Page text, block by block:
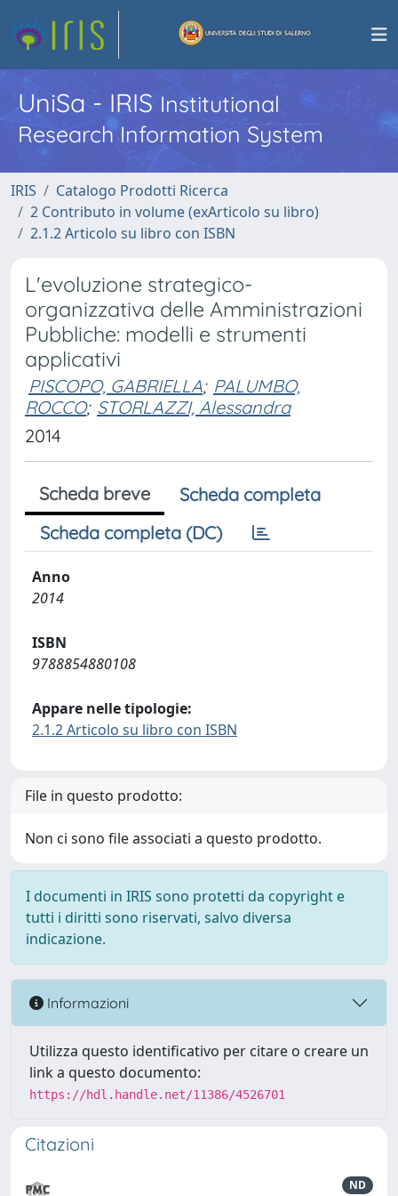
UniSa - IRISInstitutional
Research Information System
IRIS
Catalogo Prodotti Ricerca
2 Contributo in volume (exArticolo su libro)
2.1.2 Articolo su libro con ISBN
L'evoluzione strategico-
organizzativa delle Amministrazioni
Pubbliche: modelli e strumenti
applicativi
PISCOPO, GABRIELLA; PALUMBO,
ROCCO; STORLAZZI, Alessandra
2014
Scheda breve
Scheda completa
Scheda completa (DC)
Anno
2014
ISBN
9788854880108
Appare nelle tipologie:
2.1.2 Articolo su libro con ISBN
File in questo prodotto:
Non ci sono file associati a questo prodotto.
I documenti in IRIS sono protetti da copyright e
tutti i diritti sono riservati, salvo diversa
indicazione.
Informazioni
Utilizza questo identificativo per citare o creare un
link a questo documento:
https://hdl.handle.net/11386/4526701
Citazioni
ND